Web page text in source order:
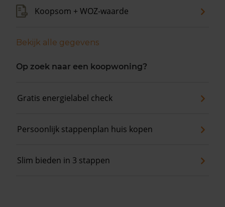
Koopsom + WOZ-waarde
Bekijk alle gegevens
Op zoek naar een koopwoning?
Gratis energielabel check
Persoonlijk stappenplan huis kopen
Slim bieden in 3 stappen